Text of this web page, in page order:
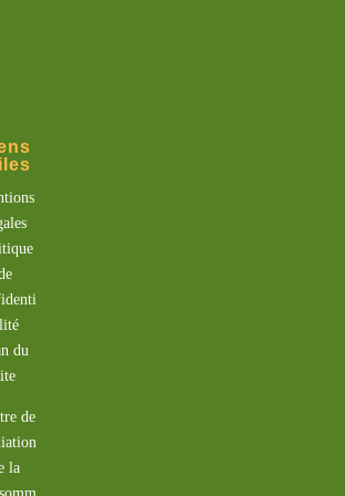
du
de
la